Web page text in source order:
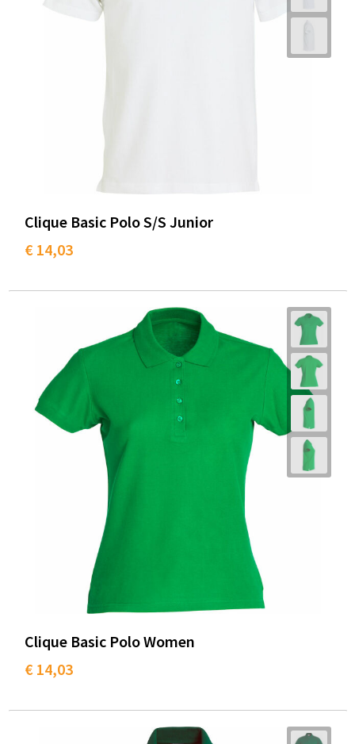
Clique Basic Polo S/S Junior
€ 14,03
Clique Basic Polo Women
€ 14,03